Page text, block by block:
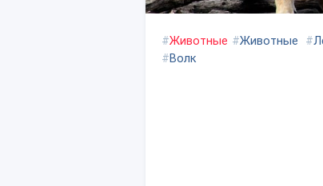
#Животные #Животные #
#Волк